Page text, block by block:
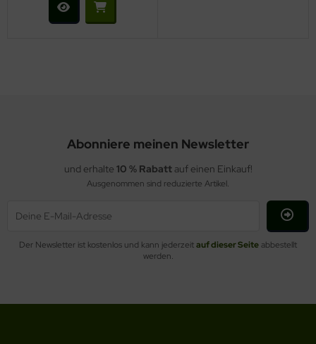
Abonniere meinen Newsletter
und erhalte 10 % Rabattauf einen Einkauf!
Ausgenommen sind reduzierte Artikel.
Der Newsletter ist kostenlos und kann jederzeitauf dieser Seiteabbestellt
werden.